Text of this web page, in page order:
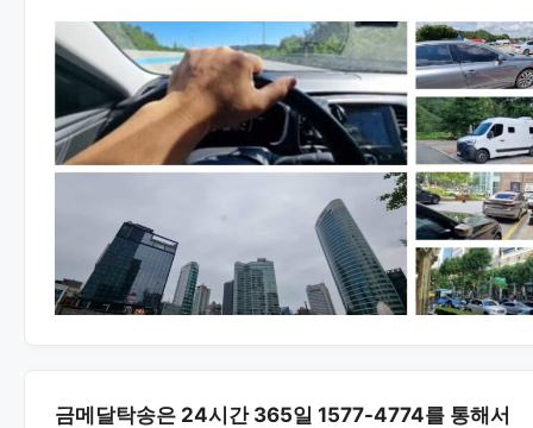
금메달탁송은 24시간 365일 1577-4774를 통해서